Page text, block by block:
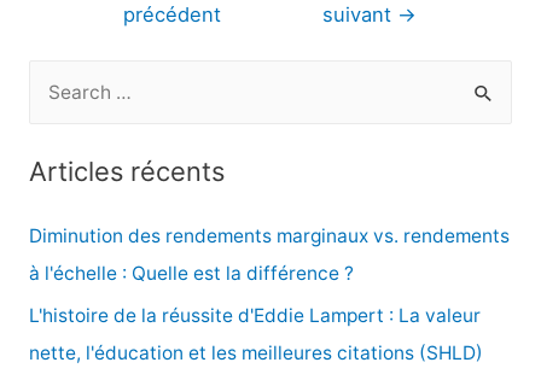
l’article
précédent
suivant →
e
r
Articles récents
Diminution des rendements marginaux vs. rendements
à l'échelle : Quelle est la différence ?
L'histoire de la réussite d'Eddie Lampert : La valeur
nette, l'éducation et les meilleures citations (SHLD)